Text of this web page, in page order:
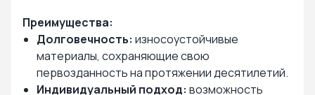
Преимущества:
Долговечность: износоустойчивые
материалы, сохраняющие свою
первозданность на протяжении десятилетий.
Индивидуальный подход: возможность